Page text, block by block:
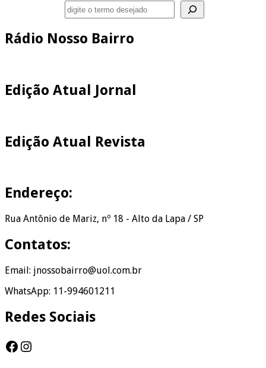
Rádio Nosso Bairro
Edição Atual Jornal
Edição Atual Revista
Endereço:
Rua Antônio de Mariz, nº 18 - Alto da Lapa / SP
Contatos:
Email: jnossobairro@uol.com.br
WhatsApp: 11-994601211
Redes Sociais
Facebook
Instagram